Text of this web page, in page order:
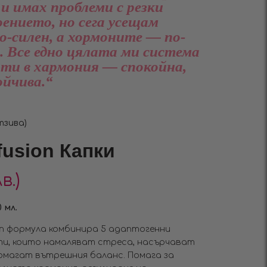
имах проблеми с резки
но сега усещам
силен, а хормоните — по-
Все едно цялата ми система
в хармония — спокойна,
Капки
мл.
формула комбинира 5 адаптогенни
които намаляват стреса, насърчават
вътрешния баланс. Помага за